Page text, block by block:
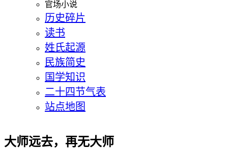
官场小说
历史碎片
读书
姓氏起源
民族简史
国学知识
二十四节气表
站点地图
大师远去，再无大师